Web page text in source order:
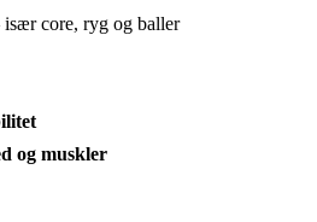
især core, ryg og baller
og muskler